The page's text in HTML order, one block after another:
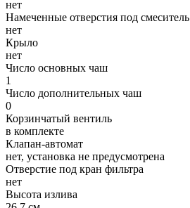
нет
Намеченные отверстия под смеситель
нет
Крыло
нет
Число основных чаш
1
Число дополнительных чаш
0
Корзинчатый вентиль
в комплекте
Клапан-автомат
нет, установка не предусмотрена
Отверстие под кран фильтра
нет
Высота излива